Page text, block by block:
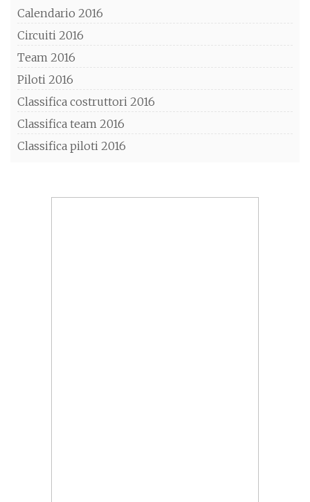
Calendario 2016
Circuiti 2016
Team 2016
Piloti 2016
Classifica costruttori 2016
Classifica team 2016
Classifica piloti 2016